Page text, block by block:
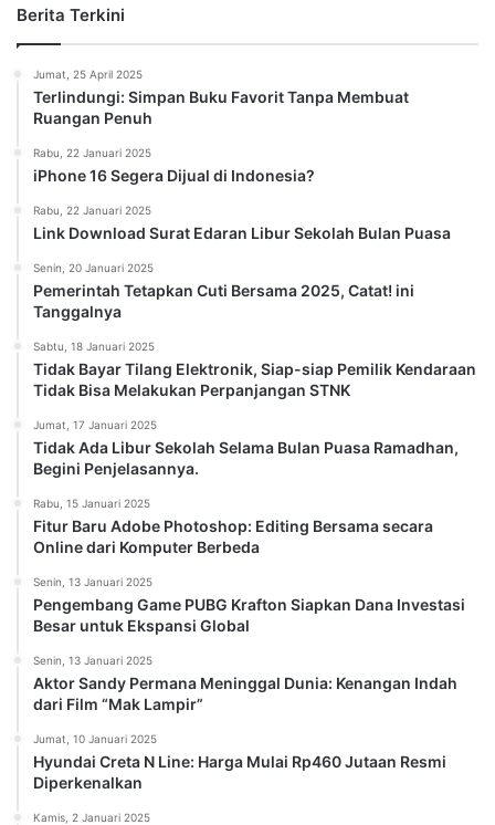
Berita Terkini
Jumat, 25 April 2025
Terlindungi: Simpan Buku Favorit Tanpa Membuat
Ruangan Penuh
Rabu, 22 Januari 2025
iPhone 16 Segera Dijual di Indonesia?
Rabu, 22 Januari 2025
Link Download Surat Edaran Libur Sekolah Bulan Puasa
Senin, 20 Januari 2025
Pemerintah Tetapkan Cuti Bersama 2025, Catat! ini
Tanggalnya
Sabtu, 18 Januari 2025
Tidak Bayar Tilang Elektronik, Siap-siap Pemilik Kendaraan
Tidak Bisa Melakukan Perpanjangan STNK
Jumat, 17 Januari 2025
Tidak Ada Libur Sekolah Selama Bulan Puasa Ramadhan,
Begini Penjelasannya.
Rabu, 15 Januari 2025
Fitur Baru Adobe Photoshop: Editing Bersama secara
Online dari Komputer Berbeda
Senin, 13 Januari 2025
Pengembang Game PUBG Krafton Siapkan Dana Investasi
Besar untuk Ekspansi Global
Senin, 13 Januari 2025
Aktor Sandy Permana Meninggal Dunia: Kenangan Indah
dari Film “Mak Lampir”
Jumat, 10 Januari 2025
Hyundai Creta N Line: Harga Mulai Rp460 Jutaan Resmi
Diperkenalkan
Kamis, 2 Januari 2025